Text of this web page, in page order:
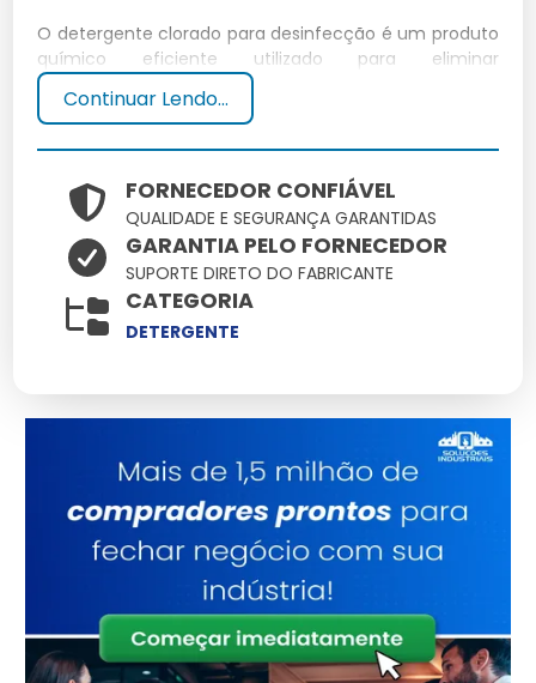
O detergente clorado para desinfecção é um produto
químico eficiente utilizado para eliminar
microrganismos em diversas superfícies. É
amplamente usado devido ao seu poder desinfetante
Composição e Formulação
Este detergente é composto principalmente por
hipoclorito de sódio, um agente eficaz na eliminação
de bactérias e vírus.
Elimina 99,9% dos germes.
Fácil de aplicar e enxaguar.
Como Funciona o Detergente
Clorado?
Mecanismo de Ação
Continuar Lendo...
FORNECEDOR CONFIÁVEL
QUALIDADE E SEGURANÇA GARANTIDAS
GARANTIA PELO FORNECEDOR
SUPORTE DIRETO DO FABRICANTE
CATEGORIA
DETERGENTE